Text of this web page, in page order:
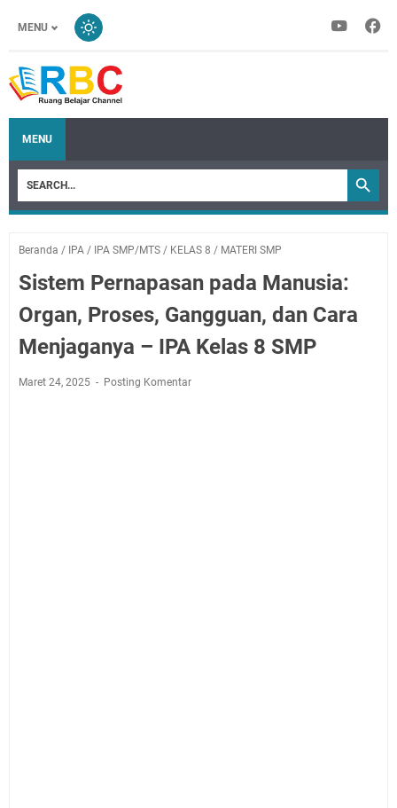
MENU
MENU
Beranda / IPA / IPA SMP/MTS / KELAS 8 / MATERI SMP
Sistem Pernapasan pada Manusia:
Organ, Proses, Gangguan, dan Cara
Menjaganya – IPA Kelas 8 SMP
Maret 24, 2025 Posting Komentar